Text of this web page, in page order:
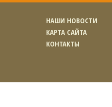
НАШИ НОВОСТИ
КАРТА САЙТА
КОНТАКТЫ